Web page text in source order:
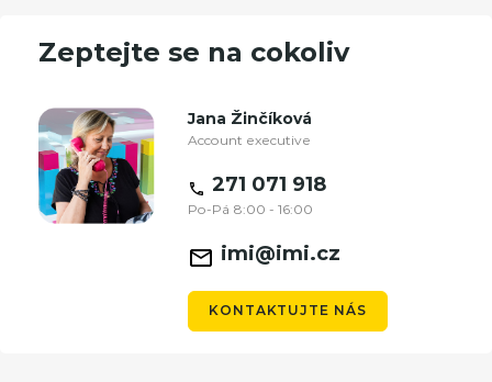
Zeptejte se na cokoliv
Jana Žinčíková
Account executive
271 071 918
Po-Pá 8:00 - 16:00
imi@imi.cz
KONTAKTUJTE NÁS